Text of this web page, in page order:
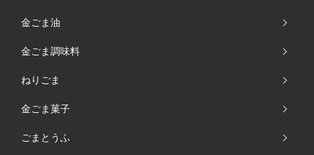
金ごま油
金ごま調味料
ねりごま
金ごま菓子
ごまとうふ